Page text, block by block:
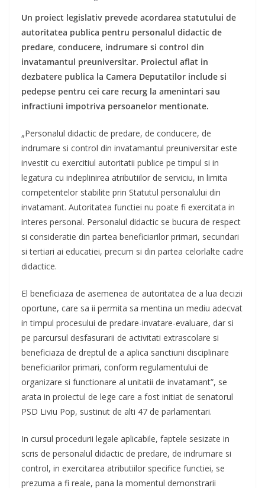
Un proiect legislativ prevede acordarea statutului de
autoritatea publica pentru personalul didactic de
predare, conducere, indrumare si control din
invatamantul preuniversitar. Proiectul aflat in
dezbatere publica la Camera Deputatilor include si
pedepse pentru cei care recurg la amenintari sau
infractiuni impotriva persoanelor mentionate.
„Personalul didactic de predare, de conducere, de
indrumare si control din invatamantul preuniversitar este
investit cu exercitiul autoritatii publice pe timpul si in
legatura cu indeplinirea atributiilor de serviciu, in limita
competentelor stabilite prin Statutul personalului din
invatamant. Autoritatea functiei nu poate fi exercitata in
interes personal. Personalul didactic se bucura de respect
si consideratie din partea beneficiarilor primari, secundari
si tertiari ai educatiei, precum si din partea celorlalte cadre
didactice.
El beneficiaza de asemenea de autoritatea de a lua decizii
oportune, care sa ii permita sa mentina un mediu adecvat
in timpul procesului de predare-invatare-evaluare, dar si
pe parcursul desfasurarii de activitati extrascolare si
beneficiaza de dreptul de a aplica sanctiuni disciplinare
beneficiarilor primari, conform regulamentului de
organizare si functionare al unitatii de invatamant”, se
arata in proiectul de lege care a fost initiat de senatorul
PSD Liviu Pop, sustinut de alti 47 de parlamentari.
In cursul procedurii legale aplicabile, faptele sesizate in
scris de personalul didactic de predare, de indrumare si
control, in exercitarea atributiilor specifice functiei, se
prezuma a fi reale, pana la momentul demonstrarii